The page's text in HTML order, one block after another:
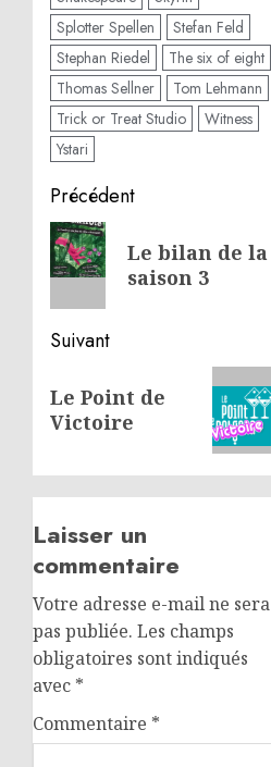
Splotter Spellen
Stefan Feld
Stephan Riedel
The six of eight
Thomas Sellner
Tom Lehmann
Trick or Treat Studio
Witness
Ystari
Navigation
d’article
Précédent
Article
précédent:Le bilan de la
saison 3
Suivant
suivant:
Le Point de
Victoire
Laisser un
commentaire
Votre adresse e-mail ne sera
pas publiée. Les champs
obligatoires sont indiqués
avec *
Commentaire *